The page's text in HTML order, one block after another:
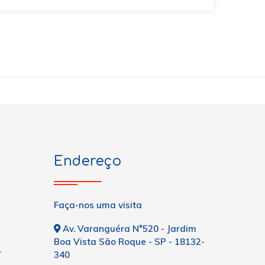
Endereço
Faça-nos uma visita
Av. Varanguéra N°520 - Jardim
Boa Vista São Roque - SP - 18132-
340